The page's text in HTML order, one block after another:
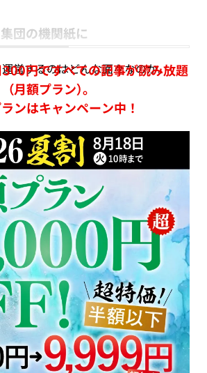
団の機関紙に
営するのはどんな面々なのか。
円ですべての記事が読み放題
（月額プラン）。
ンはキャンペーン中！